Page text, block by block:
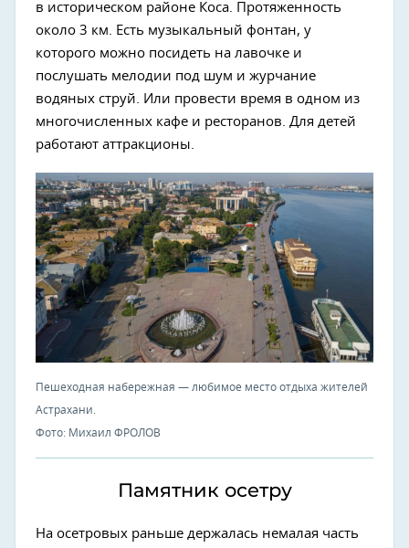
в историческом районе Коса. Протяженность
около 3 км. Есть музыкальный фонтан, у
которого можно посидеть на лавочке и
послушать мелодии под шум и журчание
водяных струй. Или провести время в одном из
многочисленных кафе и ресторанов. Для детей
работают аттракционы.
Пешеходная набережная — любимое место отдыха жителей
Астрахани.
Фото: Михаил ФРОЛОВ
Памятник осетру
На осетровых раньше держалась немалая часть